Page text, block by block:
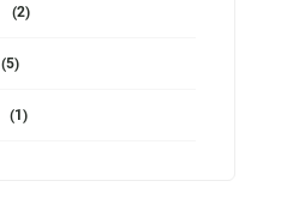
(2)
(5)
(1)